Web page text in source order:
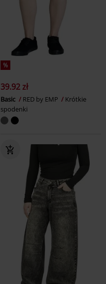
%
39.92 zł
Basic RED by EMP
Krótkie
spodenki